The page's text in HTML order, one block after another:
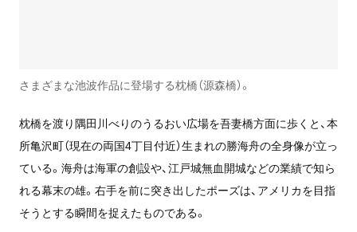
さまざまな池波作品に登場する枕橋（源森橋）。
枕橋を渡り隅田川べりのうるおい広場を吾妻橋方面に歩くと、本
所亀沢町（現在の両国4丁目付近）生まれの勝海舟の全身像が立っ
ている。海舟は海軍の創設や、江戸城無血開城などの業績で知ら
れる幕末の雄。右手を前に突き出したポーズは、アメリカを目指
そうとする瞬間を捉えたものである。